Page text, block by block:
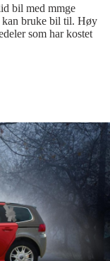
bil med mmge
kan bruke bil til. Høy
som har kostet